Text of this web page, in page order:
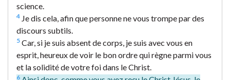
science.
4 Je dis cela, afin que personne ne vous trompe par des
discours subtils.
5 Car, si je suis absent de corps, je suis avec vous en
esprit, heureux de voir le bon ordre qui règne parmi vous
et la solidité de votre foi dans le Christ.
6